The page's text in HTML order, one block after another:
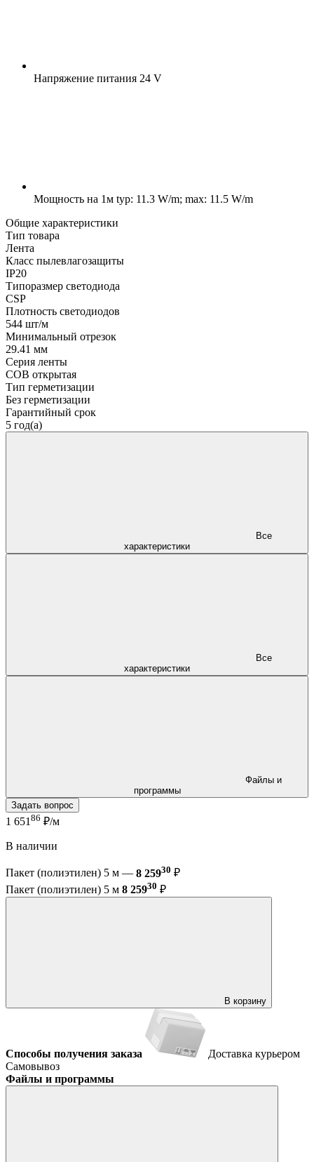
Напряжение питания 24 V
Мощность на 1м typ: 11.3 W/m; max: 11.5 W/m
Общие характеристики
Тип товара
Лента
Класс пылевлагозащиты
IP20
Типоразмер светодиода
CSP
Плотность светодиодов
544 шт/м
Минимальный отрезок
29.41 мм
Серия ленты
COB открытая
Тип герметизации
Без герметизации
Гарантийный срок
5 год(а)
характеристики
характеристики
программы
Задать вопрос
1 651 86 ₽/м
В наличии
Пакет (полиэтилен) 5 м — 8 25930 ₽
Пакет (полиэтилен) 5 м 8 25930 ₽
В корзину
Способы получения заказа
Доставка курьером
Самовывоз
Файлы и программы